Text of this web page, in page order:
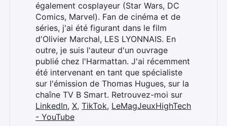
également cosplayeur (Star Wars, DC
Comics, Marvel). Fan de cinéma et de
séries, j'ai été figurant dans le film
d'Olivier Marchal, LES LYONNAIS. En
outre, je suis l'auteur d'un ouvrage
publié chez l'Harmattan. J'ai récemment
été intervenant en tant que spécialiste
sur l'émission de Thomas Hugues, sur la
chaîne TV B Smart. Retrouvez-moi sur
LinkedIn, X, TikTok, LeMagJeuxHighTech
- YouTube